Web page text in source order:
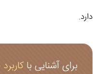
دارد.
برای آشنایی با